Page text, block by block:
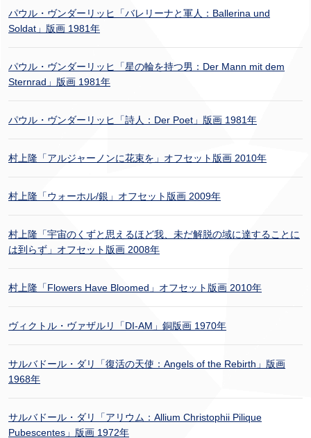
パウル・ヴンダーリッヒ「バレリーナと軍人：Ballerina und
Soldat」版画 1981年
パウル・ヴンダーリッヒ「星の輪を持つ男：Der Mann mit dem
Sternrad」版画 1981年
パウル・ヴンダーリッヒ「詩人：Der Poet」版画 1981年
村上隆「アルジャーノンに花束を」オフセット版画 2010年
村上隆「ウォーホル/銀」オフセット版画 2009年
村上隆「宇宙のくずと思えるほど我、未だ解脱の域に達することに
は到らず」オフセット版画 2008年
村上隆「Flowers Have Bloomed」オフセット版画 2010年
ヴィクトル・ヴァザルリ「DI-AM」銅版画 1970年
サルバドール・ダリ「復活の天使：Angels of the Rebirth」版画
1968年
サルバドール・ダリ「アリウム：Allium Christophii Pilique
Pubescentes」版画 1972年